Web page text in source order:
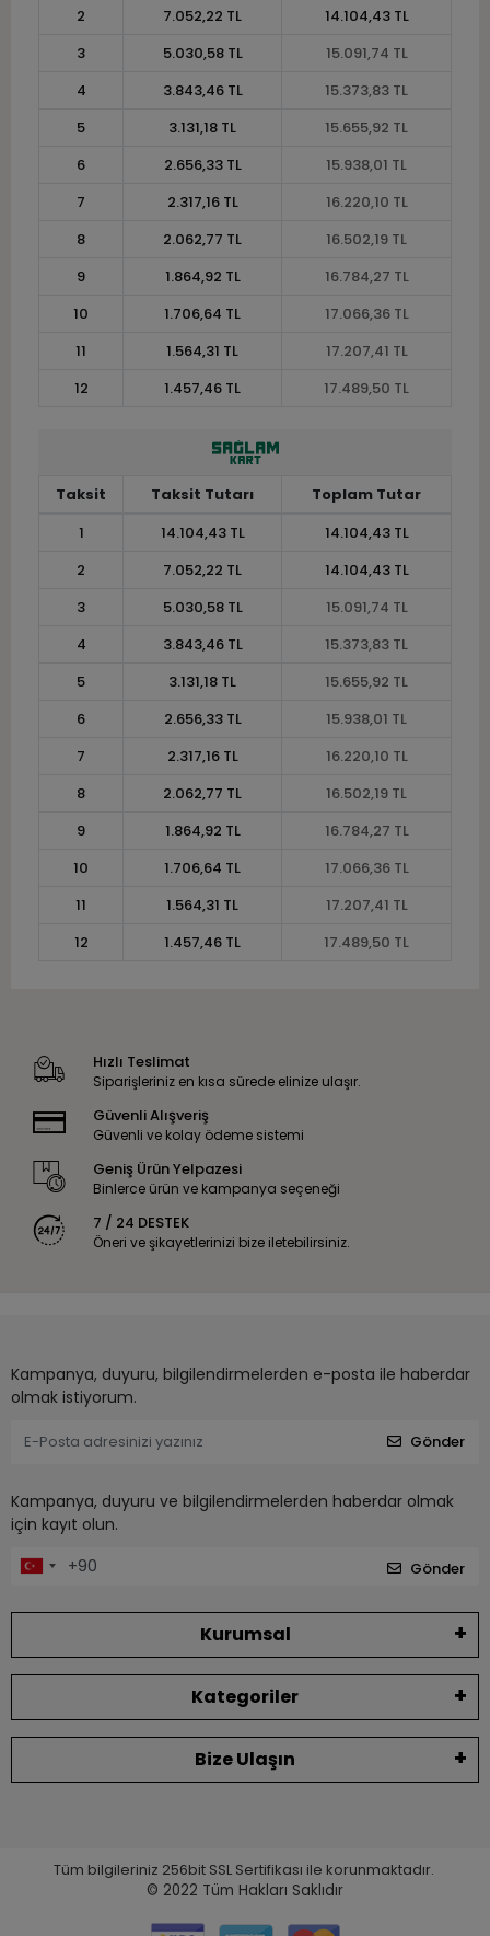
2
7.052,22 TL
14.104,43 TL
3
5.030,58 TL
15.091,74 TL
4
3.843,46 TL
15.373,83 TL
5
3.131,18 TL
15.655,92 TL
6
2.656,33 TL
15.938,01 TL
7
2.317,16 TL
16.220,10 TL
8
2.062,77 TL
16.502,19 TL
9
1.864,92 TL
16.784,27 TL
10
1.706,64 TL
17.066,36 TL
11
1.564,31 TL
17.207,41 TL
12
1.457,46 TL 17.489,50 TL
Taksit Taksit Tutarı
Toplam Tutar
1
14.104,43 TL
14.104,43 TL
2
7.052,22 TL
14.104,43 TL
3
5.030,58 TL
15.091,74 TL
4
3.843,46 TL
15.373,83 TL
5
3.131,18 TL
15.655,92 TL
6
2.656,33 TL
15.938,01 TL
7
2.317,16 TL
16.220,10 TL
8
2.062,77 TL
16.502,19 TL
9
1.864,92 TL
16.784,27 TL
10
1.706,64 TL
17.066,36 TL
11
1.564,31 TL
17.207,41 TL
12
1.457,46 TL 17.489,50 TL
Hızlı Teslimat
Siparişleriniz en kısa sürede elinize ulaşır.
Güvenli Alışveriş
Güvenli ve kolay ödeme sistemi
Geniş Ürün Yelpazesi
Binlerce ürün ve kampanya seçeneği
7 / 24 DESTEK
Öneri ve şikayetlerinizi bize iletebilirsiniz.
Kampanya, duyuru, bilgilendirmelerden e-posta ile haberdar
olmak istiyorum.
Gönder
Kampanya, duyuru ve bilgilendirmelerden haberdar olmak
için kayıt olun.
Gönder
Kurumsal
Kategoriler
Bize Ulaşın
Tüm bilgileriniz 256bit SSL Sertifikası ile korunmaktadır.
© 2022 Tüm Hakları Saklıdır